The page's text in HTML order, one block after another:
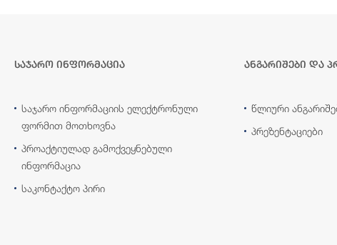
საჯარო ინფორმაცია
საჯარო ინფორმაციის ელექტრონული
ფორმით მოთხოვნა
პროაქტიულად გამოქვეყნებული
ინფორმაცია
საკონტაქტო პირი
ანგარიშები და
წლიური
პრეზენტაციები